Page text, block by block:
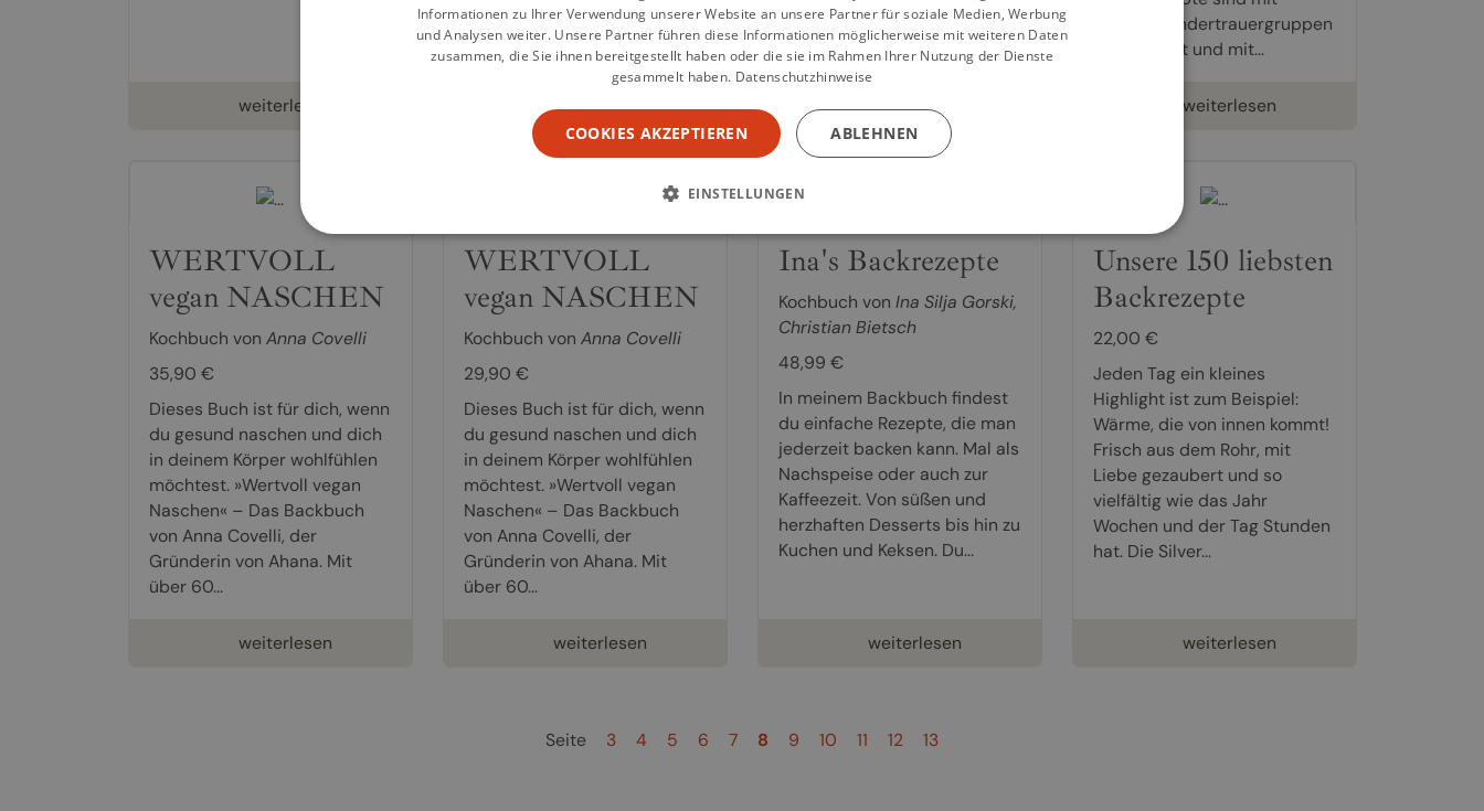
weiterlesen
Backbuch“ von TV-Doc und
Diabetologe...
weiterlesen
positiv auf den Insulinspiegel
aus. Darüber hinaus...
weiterlesen
unseren Kindertrauergruppen
ausprobiert und mit...
weiterlesen
WERTVOLL
vegan NASCHEN
Kochbuch von Anna Covelli
35,90 €
Dieses Buch ist für dich, wenn
du gesund naschen und dich
in deinem Körper wohlfühlen
möchtest. »Wertvoll vegan
Naschen« – Das Backbuch
von Anna Covelli, der
Gründerin von Ahana. Mit
über 60...
weiterlesen
WERTVOLL
vegan NASCHEN
Kochbuch von Anna Covelli
29,90 €
Dieses Buch ist für dich, wenn
du gesund naschen und dich
in deinem Körper wohlfühlen
möchtest. »Wertvoll vegan
Naschen« – Das Backbuch
von Anna Covelli, der
Gründerin von Ahana. Mit
über 60...
weiterlesen
Ina's Backrezepte
Kochbuch von Ina Silja Gorski,
Christian Bietsch
48,99 €
In meinem Backbuch findest
du einfache Rezepte, die man
jederzeit backen kann. Mal als
Nachspeise oder auch zur
Kaffeezeit. Von süßen und
herzhaften Desserts bis hin zu
Kuchen und Keksen. Du...
weiterlesen
Unsere 150 liebsten
Backrezepte
22,00 €
Jeden Tag ein kleines
Highlight ist zum Beispiel:
Wärme, die von innen kommt!
Frisch aus dem Rohr, mit
Liebe gezaubert und so
vielfältig wie das Jahr
Wochen und der Tag Stunden
hat. Die Silver...
weiterlesen
Seite 3 4 5 6 7 8 9 10 11 12 13
Informationen zu Ihrer Verwendung unserer Website an unsere Partner für soziale Medien, Werbung
und Analysen weiter. Unsere Partner führen diese Informationen möglicherweise mit weiteren Daten
zusammen, die Sie ihnen bereitgestellt haben oder die sie im Rahmen Ihrer Nutzung der Dienste
gesammelt haben. Datenschutzhinweise
COOKIES AKZEPTIEREN ABLEHNEN
EINSTELLUNGEN